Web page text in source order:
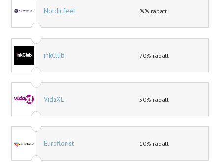
Nordicfeel %% rabatt
inkClub 70% rabatt
VidaXL 50% rabatt
Euroflorist 10% rabatt